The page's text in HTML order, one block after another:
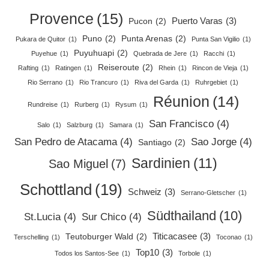
Provence (15) Pucon (2) Puerto Varas (3)
Pukara de Quitor (1) Puno (2) Punta Arenas (2) Punta San Vigilio (1)
Puyehue (1) Puyuhuapi (2) Quebrada de Jere (1) Racchi (1)
Rafting (1) Ratingen (1) Reiseroute (2) Rhein (1) Rincon de Vieja (1)
Rio Serrano (1) Rio Trancuro (1) Riva del Garda (1) Ruhrgebiet (1)
Rundreise (1) Rurberg (1) Rysum (1) Réunion (14)
Salo (1) Salzburg (1) Samara (1) San Francisco (4)
San Pedro de Atacama (4) Santiago (2) Sao Jorge (4)
Sao Miguel (7) Sardinien (11)
Schottland (19) Schweiz (3) Serrano-Gletscher (1)
St.Lucia (4) Sur Chico (4) Südthailand (10)
Terschelling (1) Teutoburger Wald (2) Titicacasee (3) Toconao (1)
Todos los Santos-See (1) Top10 (3) Torbole (1)